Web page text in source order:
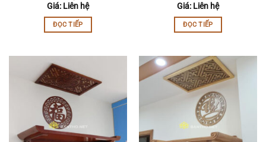
Giá: Liên hệ
ĐỌC TIẾP
Giá: Liên hệ
ĐỌC TIẾP